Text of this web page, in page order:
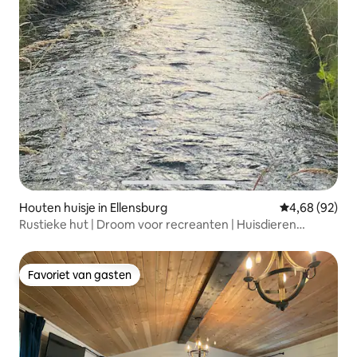
Houten huisje in Ellensburg Gemiddelde
4,68 (92)
Rustieke hut | Droom voor recreanten | Huisdieren
Favoriet van gasten
Favoriet van gasten